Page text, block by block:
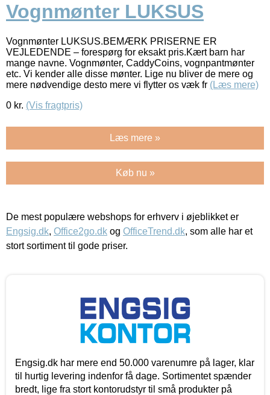
Vognmønter LUKSUS
Vognmønter LUKSUS.BEMÆRK PRISERNE ER
VEJLEDENDE – forespørg for eksakt pris.Kært barn har
mange navne. Vognmønter, CaddyCoins, vognpantmønter
etc. Vi kender alle disse mønter. Lige nu bliver de mere og
mere nødvendige desto mere vi flytter os væk fr (Læs mere)
0 kr. (Vis fragtpris)
Læs mere »
Køb nu »
De mest populære webshops for erhverv i øjeblikket er
Engsig.dk, Office2go.dk og OfficeTrend.dk, som alle har et
stort sortiment til gode priser.
Engsig.dk har mere end 50.000 varenumre på lager, klar
til hurtig levering indenfor få dage. Sortimentet spænder
bredt, lige fra stort kontorudstyr til små produkter på